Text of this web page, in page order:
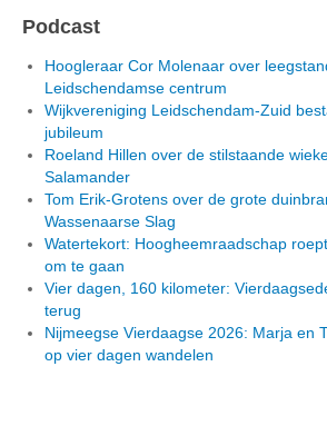
Podcast
Hoogleraar Cor Molenaar over
Leidschendamse centrum
Wijkvereniging Leidschendam-Zuid
jubileum
Roeland Hillen over de stilstaande
Salamander
Tom Erik-Grotens over de grote
Wassenaarse Slag
Watertekort: Hoogheemraadschap
om te gaan
Vier dagen, 160 kilometer:
terug
Nijmeegse Vierdaagse 2026: Marja en
op vier dagen wandelen